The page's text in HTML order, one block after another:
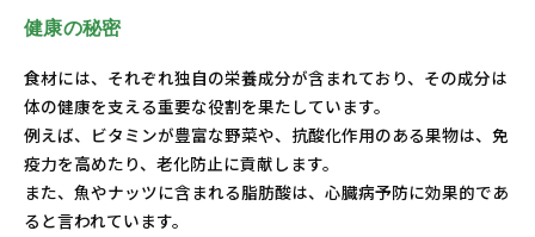
健康の秘密
食材には、それぞれ独自の栄養成分が含まれており、その成分は
体の健康を支える重要な役割を果たしています。
例えば、ビタミンが豊富な野菜や、抗酸化作用のある果物は、免
疫力を高めたり、老化防止に貢献します。
また、魚やナッツに含まれる脂肪酸は、心臓病予防に効果的であ
ると言われています。